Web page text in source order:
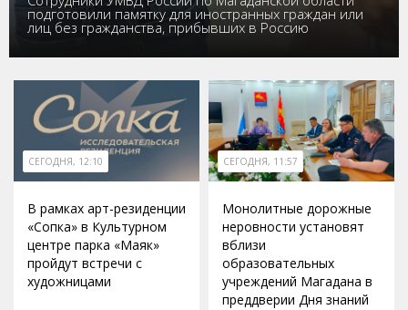
подготовили памятку для иностранных граждан или
лиц без гражданства, прибывших в Россию
СЕГОДНЯ, 12:10
В рамках арт-резиденции
«Сопка» в Культурном
центре парка «Маяк»
пройдут встречи с
художницами
СЕГОДНЯ, 11:57
Монолитные дорожные
неровности установят
вблизи
образовательных
учреждений Магадана в
преддверии Дня знаний